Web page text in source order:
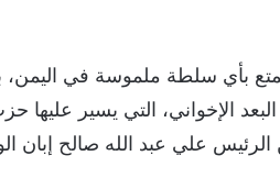
بأي سلطة ملموسة في
الإخواني، التي يسير عليها
علي عبد الله صالح إبان